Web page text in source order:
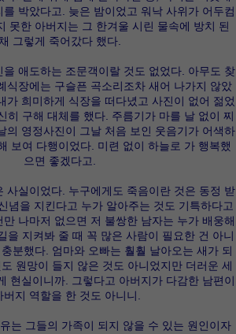
박았다고. 늦은 밤이었고 워낙 사위가 어두컴
못한 아버지는 그 한겨울 시린 물속에 방치 된
그렇게 죽어갔다 했다.
애도하는 조문객이랄 것도 없었다. 아무도 찾
식장에는 구슬픈 곡소리조차 새어 나가지 않았
가 희미하게 식장을 떠다녔고 사진이 없어 젊었
히 구해 대체를 했다. 주름기가 마를 날 없이 찌
의 영정사진이 그날 처음 보인 웃음기가 어색하
보여 다행이었다. 미련 없이 하늘로 가 행복했
으면 좋겠다고.
사실이었다. 누구에게도 죽음이란 것은 동정 받
념을 지킨다고 누가 알아주는 것도 기특하다고
나마저 없으면 저 불쌍한 남자는 누가 배웅해
을 지켜봐 줄 때 꼭 많은 사람이 필요한 건 아니
분했다. 엄마와 오빠는 훨훨 날아오는 새가 되
원망이 들지 않은 것도 아니었지만 더러운 세
현실이니까. 그렇다고 아버지가 다감한 남편이
버지 역할을 한 것도 아니니.
는 그들의 가족이 되지 않을 수 있는 원인이자